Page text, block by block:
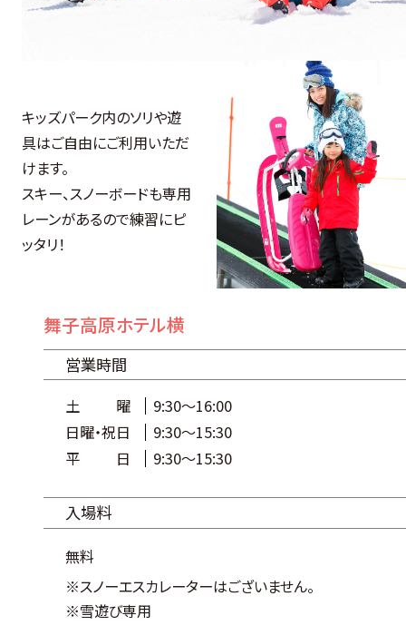
キッズパーク内のソリや遊
具はご自由にご利用いただ
けます。
スキー、スノーボードも専用
レーンがあるので練習にピ
ッタリ！
舞子高原ホテル横
営業時間
土曜
9:30～16:00
日曜・祝日
9:30～15:30
平日
9:30～15:30
入場料
無料
スノーエスカレーターはございません。
雪遊び専用